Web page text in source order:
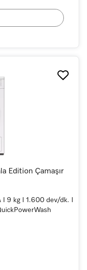
Edition Çamaşır
I 9 kg I 1.600 dev/dk. I